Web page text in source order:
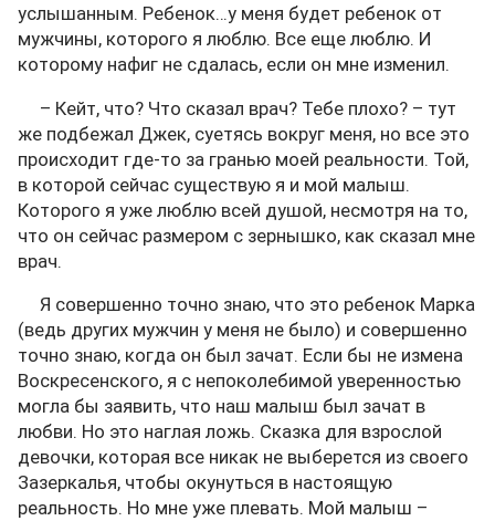
услышанным. Ребенок…у меня будет ребенок от
мужчины, которого я люблю. Все еще люблю. И
которому нафиг не сдалась, если он мне изменил.
– Кейт, что? Что сказал врач? Тебе плохо? – тут
же подбежал Джек, суетясь вокруг меня, но все это
происходит где-то за гранью моей реальности. Той,
в которой сейчас существую я и мой малыш.
Которого я уже люблю всей душой, несмотря на то,
что он сейчас размером с зернышко, как сказал мне
врач.
Я совершенно точно знаю, что это ребенок Марка
(ведь других мужчин у меня не было) и совершенно
точно знаю, когда он был зачат. Если бы не измена
Воскресенского, я с непоколебимой уверенностью
могла бы заявить, что наш малыш был зачат в
любви. Но это наглая ложь. Сказка для взрослой
девочки, которая все никак не выберется из своего
Зазеркалья, чтобы окунуться в настоящую
реальность. Но мне уже плевать. Мой малыш –